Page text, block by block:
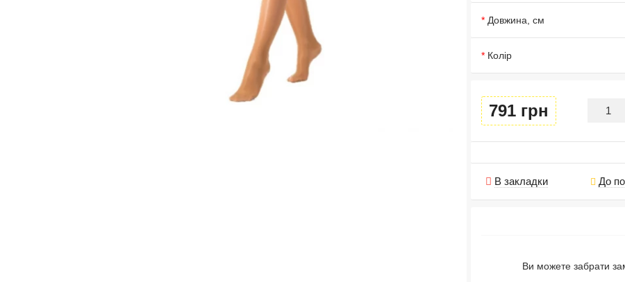
Довжина, см
Колір
791 грн
В закладки До
Ви можете забрати